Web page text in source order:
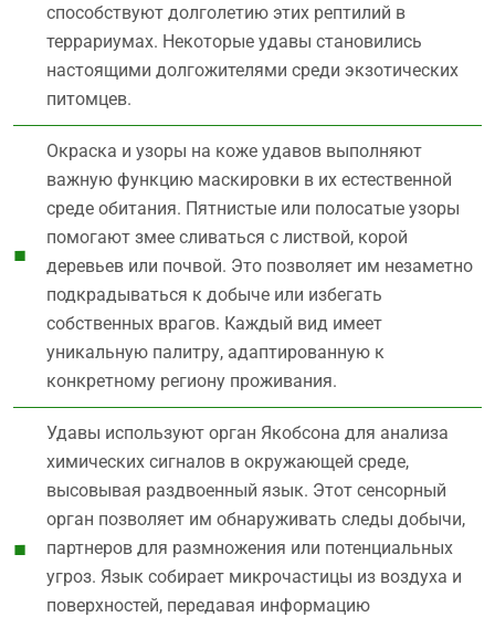
способствуют долголетию этих рептилий в
террариумах. Некоторые удавы становились
настоящими долгожителями среди экзотических
питомцев.
Окраска и узоры на коже удавов выполняют
важную функцию маскировки в их естественной
среде обитания. Пятнистые или полосатые узоры
помогают змее сливаться с листвой, корой
деревьев или почвой. Это позволяет им незаметно
подкрадываться к добыче или избегать
собственных врагов. Каждый вид имеет
уникальную палитру, адаптированную к
конкретному региону проживания.
Удавы используют орган Якобсона для анализа
химических сигналов в окружающей среде,
высовывая раздвоенный язык. Этот сенсорный
орган позволяет им обнаруживать следы добычи,
партнеров для размножения или потенциальных
угроз. Язык собирает микрочастицы из воздуха и
поверхностей, передавая информацию